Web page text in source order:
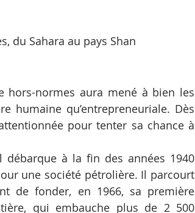
du Sahara au pays Shan
hors-normes aura mené à bien les
humaine qu’entrepreneuriale. Dès
pour tenter sa chance à
à la fin des années 1940
une société pétrolière. Il parcourt
de fonder, en 1966, sa première
qui embauche plus de 2 500